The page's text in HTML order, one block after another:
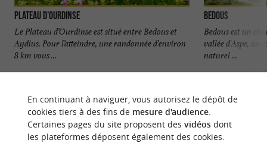
Plateau d'Ourdinse
Le Plateau d’Ourdinse est situé entre Bedous et
Aydius. Pour l’atteindre, une randonnée d’environ
8 km vous ...
Bedous
Bedous est un
vallée d'Aspe, au
naturel ...
En continuant à naviguer, vous autorisez le dépôt de
cookies tiers à des fins de mesure d'audience.
Certaines pages du site proposent des vidéosdont
les plateformes déposent également des cookies.